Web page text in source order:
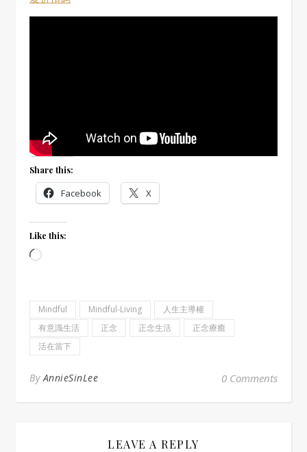
Share this:
Facebook X
Like this:
Loading…
Mindful Mindful-Living
人生主導權
有意識生活
正念 正念生活
正念療癒
活在當下
By AnnieSinLee 0 Comments
LEAVE A REPLY